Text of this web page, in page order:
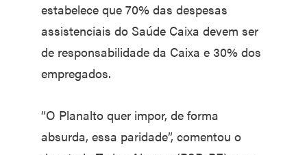
estabelece que 70% das despesas
assistenciais do Saúde Caixa devem ser
de responsabilidade da Caixa e 30% dos
empregados.
“O Planalto quer impor, de forma
absurda, essa paridade”, comentou o